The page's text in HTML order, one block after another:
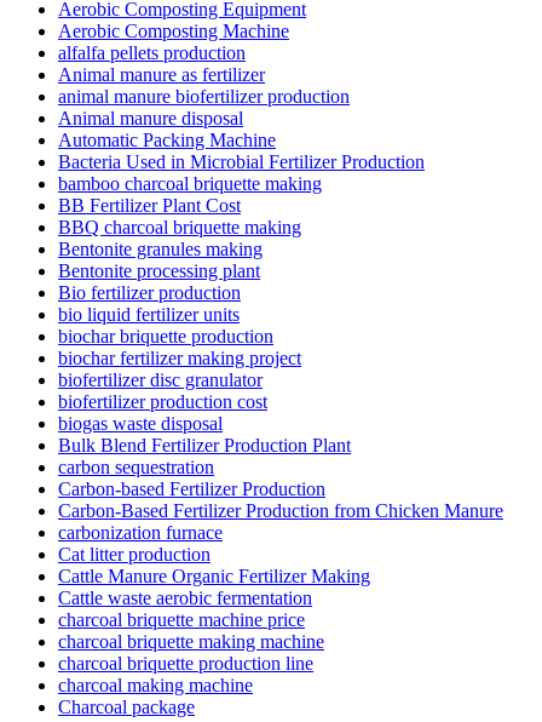
Aerobic Composting Equipment
Aerobic Composting Machine
alfalfa pellets production
Animal manure as fertilizer
animal manure biofertilizer production
Animal manure disposal
Automatic Packing Machine
Bacteria Used in Microbial Fertilizer Production
bamboo charcoal briquette making
BB Fertilizer Plant Cost
BBQ charcoal briquette making
Bentonite granules making
Bentonite processing plant
Bio fertilizer production
bio liquid fertilizer units
biochar briquette production
biochar fertilizer making project
biofertilizer disc granulator
biofertilizer production cost
biogas waste disposal
Bulk Blend Fertilizer Production Plant
carbon sequestration
Carbon-based Fertilizer Production
Carbon-Based Fertilizer Production from Chicken Manure
carbonization furnace
Cat litter production
Cattle Manure Organic Fertilizer Making
Cattle waste aerobic fermentation
charcoal briquette machine price
charcoal briquette making machine
charcoal briquette production line
charcoal making machine
Charcoal package